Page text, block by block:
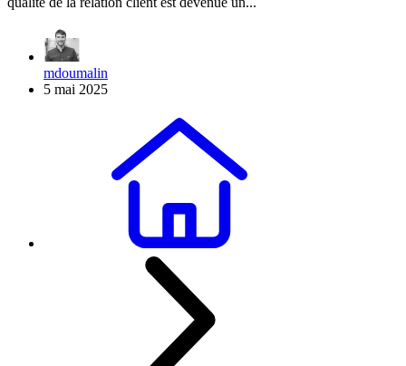
mdoumalin
5 mai 2025